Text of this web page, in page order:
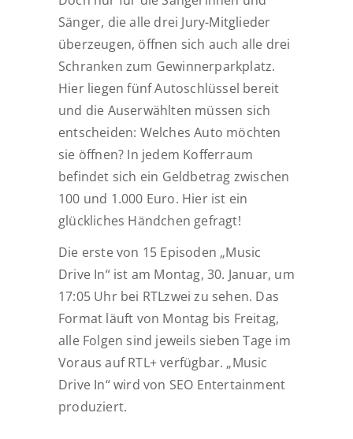
Sänger, die alle drei Jury-Mitglieder
überzeugen, öffnen sich auch alle drei
Schranken zum Gewinnerparkplatz.
Hier liegen fünf Autoschlüssel bereit
und die Auserwählten müssen sich
entscheiden: Welches Auto möchten
sie öffnen? In jedem Kofferraum
befindet sich ein Geldbetrag zwischen
100 und 1.000 Euro. Hier ist ein
glückliches Händchen gefragt!
Die erste von 15 Episoden „Music
Drive In“ ist am Montag, 30. Januar, um
17:05 Uhr bei RTLzwei zu sehen. Das
Format läuft von Montag bis Freitag,
alle Folgen sind jeweils sieben Tage im
Voraus auf RTL+ verfügbar. „Music
Drive In“ wird von SEO Entertainment
produziert.